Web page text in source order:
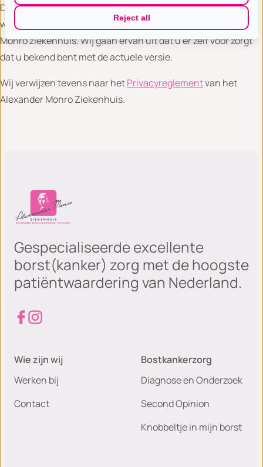
Dit Privacy Statement kan worden gewijzigd. Wijzigingen
worden bekend gemaakt op de website van het Alexander
Monro ziekenhuis. Wij gaan ervan uit dat u er zelf voor zorgt
dat u bekend bent met de actuele versie.
Wij verwijzen tevens naar hetPrivacyreglementvan het
Alexander Monro Ziekenhuis.
Gespecialiseerde excellente
borst(kanker) zorg met de hoogste
patiëntwaardering van Nederland.
Wie zijn wij
Werken bij
Contact
Bostkankerzorg
Diagnose en Onderzoek
Second Opinion
Knobbeltje in mijn borst
Reject all